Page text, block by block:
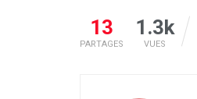
13
PARTAGES
1.3k
VUES